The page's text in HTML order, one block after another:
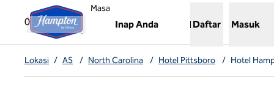
Lompati ke Konten
0
Masa
Inap Anda
,Membuka tab baru
Daftar Masuk
Lokasi / AS / North Carolina / Hotel Pittsboro / Hotel